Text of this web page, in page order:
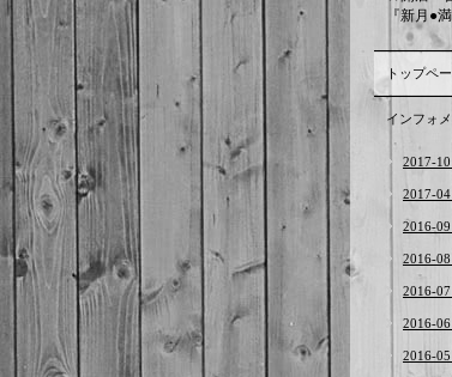
『新月●
トップペ
インフォ
2017-10
2017-04
2016-09
2016-08
2016-07
2016-
2016-05